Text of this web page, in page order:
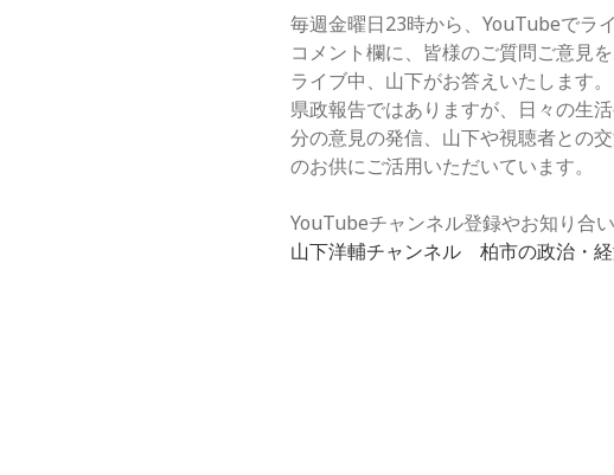
毎週金曜日23時から、YouTubeでラ
コメント欄に、皆様のご質問ご意見
ライブ中、山下がお答えいたします。
県政報告ではありますが、日々の生
分の意見の発信、山下や視聴者との
のお供にご活用いただいています。
YouTubeチャンネル登録やお知り合
山下洋輔チャンネル 柏市の政治・